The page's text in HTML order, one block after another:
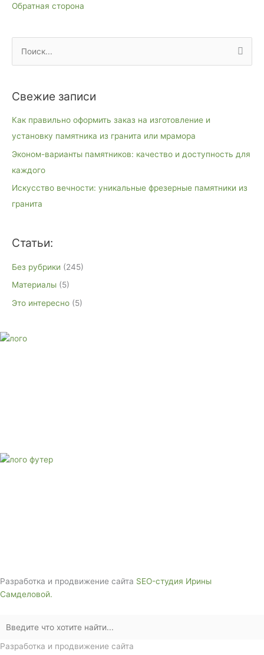
Обратная сторона
с
к
:
Свежие записи
Как правильно оформить заказ на изготовление и
установку памятника из гранита или мрамора
Эконом-варианты памятников: качество и доступность для
каждого
Искусство вечности: уникальные фрезерные памятники из
гранита
Статьи:
Без рубрики (245)
Материалы (5)
Это интересно (5)
Разработка и продвижение сайта SEO-студия Ирины
Самделовой.
Разработка и продвижение сайта